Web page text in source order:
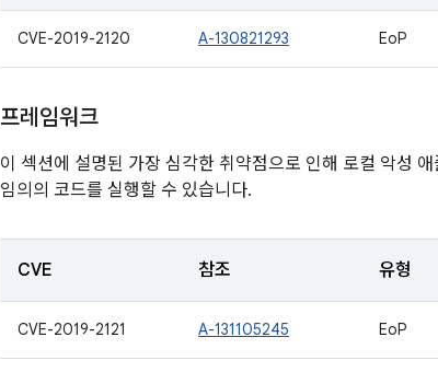
CVE-2019-2120 A-130821293 EoP
프레임워크
이 섹션에 설명된 가장 심각한 취약점으로 인해 로컬 악성
임의의 코드를 실행할 수 있습니다.
CVE 참조 유형
CVE-2019-2121 A-131105245 EoP